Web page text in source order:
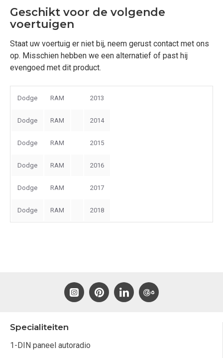
Geschikt voor de volgende
voertuigen
Staat uw voertuig er niet bij, neem gerust contact met ons
op. Misschien hebben we een alternatief of past hij
evengoed met dit product.
Dodge RAM 2013
Dodge RAM 2014
Dodge RAM 2015
Dodge RAM 2016
Dodge RAM 2017
Dodge RAM 2018
Specialiteiten
1-DIN paneel autoradio